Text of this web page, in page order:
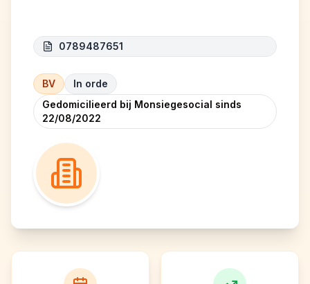
0789487651
BV
In orde
Gedomicilieerd bij Monsiegesocial sinds
22/08/2022